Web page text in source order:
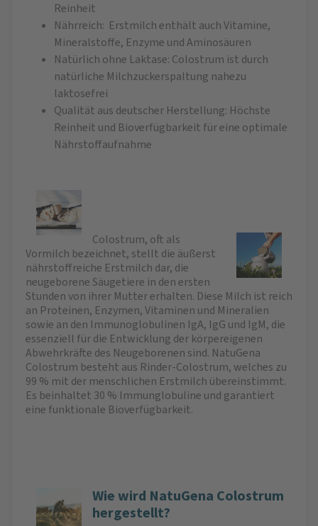
Reinheit
Nährreich: Erstmilch enthält auch Vitamine,
Mineralstoffe, Enzyme und Aminosäuren
Natürlich ohne Laktase: Colostrum ist durch
natürliche Milchzuckerspaltung nahezu
laktosefrei
Qualität aus deutscher Herstellung: Höchste
Reinheit und Bioverfügbarkeit für eine optimale
Nährstoffaufnahme
Colostrum, oft als
Vormilch bezeichnet, stellt die äußerst
nährstoffreiche Erstmilch dar, die
neugeborene Säugetiere in den ersten
Stunden von ihrer Mutter erhalten. Diese Milch ist reich
an Proteinen, Enzymen, Vitaminen und Mineralien
sowie an den Immunoglobulinen IgA, IgG und IgM, die
essenziell für die Entwicklung der körpereigenen
Abwehrkräfte des Neugeborenen sind. NatuGena
Colostrum besteht aus Rinder-Colostrum, welches zu
99 % mit der menschlichen Erst­milch übereinstimmt.
Es beinhaltet 30 % Immunglobuline und garantiert
eine funktionale Bioverfügbarkeit.
Wie wird NatuGena Colostrum
hergestellt?